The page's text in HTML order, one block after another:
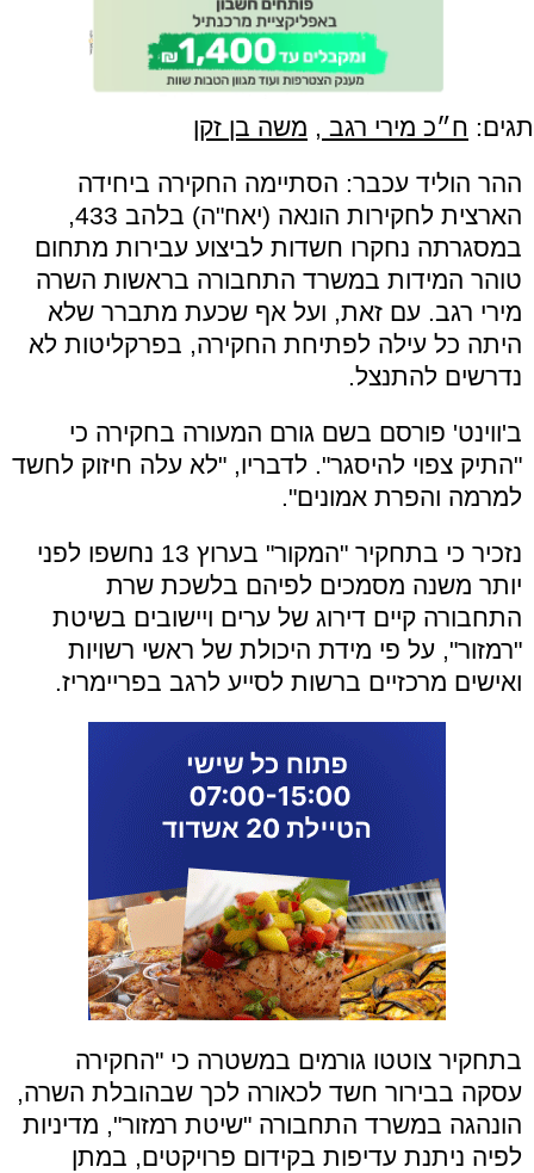
תגים: ח״כ מירי רגב , משה בן זקן
ההר הוליד עכבר: הסתיימה החקירה ביחידה
הארצית לחקירות הונאה (יאח"ה) בלהב 433,
במסגרתה נחקרו חשדות לביצוע עבירות מתחום
טוהר המידות במשרד התחבורה בראשות השרה
מירי רגב. עם זאת, ועל אף שכעת מתברר שלא
היתה כל עילה לפתיחת החקירה, בפרקליטות לא
נדרשים להתנצל.
ב'ווינט' פורסם בשם גורם המעורה בחקירה כי
"התיק צפוי להיסגר". לדבריו, "לא עלה חיזוק לחשד
למרמה והפרת אמונים".
נזכיר כי בתחקיר "המקור" בערוץ 13 נחשפו לפני
יותר משנה מסמכים לפיהם בלשכת שרת
התחבורה קיים דירוג של ערים ויישובים בשיטת
"רמזור", על פי מידת היכולת של ראשי רשויות
ואישים מרכזיים ברשות לסייע לרגב בפריימריז.
בתחקיר צוטטו גורמים במשטרה כי "החקירה
עסקה בבירור חשד לכאורה לכך שבהובלת השרה,
הונהגה במשרד התחבורה "שיטת רמזור", מדיניות
לפיה ניתנת עדיפות בקידום פרויקטים, במתן